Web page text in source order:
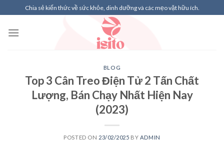
to
content
Chia sẻ kiến thức về sức khỏe, dinh dưỡng và các mẹo vặt hữu ích.
BLOG
Top 3 Cân Treo Điện Tử 2 Tấn Chất
Lượng, Bán Chạy Nhất Hiện Nay
(2023)
POSTED ON 23/02/2025 BY ADMIN